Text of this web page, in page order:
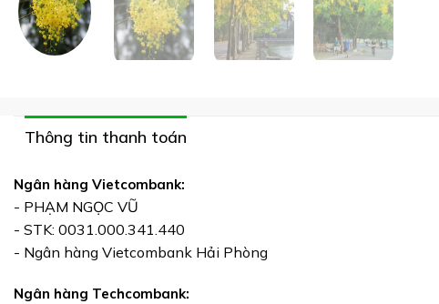
Thông tin thanh toán
Ngân hàng Vietcombank:
- PHẠM NGỌC VŨ
- STK: 0031.000.341.440
- Ngân hàng Vietcombank Hải Phòng
Ngân hàng Techcombank: